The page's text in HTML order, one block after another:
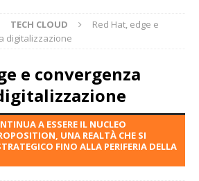
TECH CLOUD
Red Hat, edge e
digitalizzazione
e convergenza
A ESSERE IL NUCLEO
UNA REALTÀ CHE SI
FINO ALLA PERIFERIA DELLA